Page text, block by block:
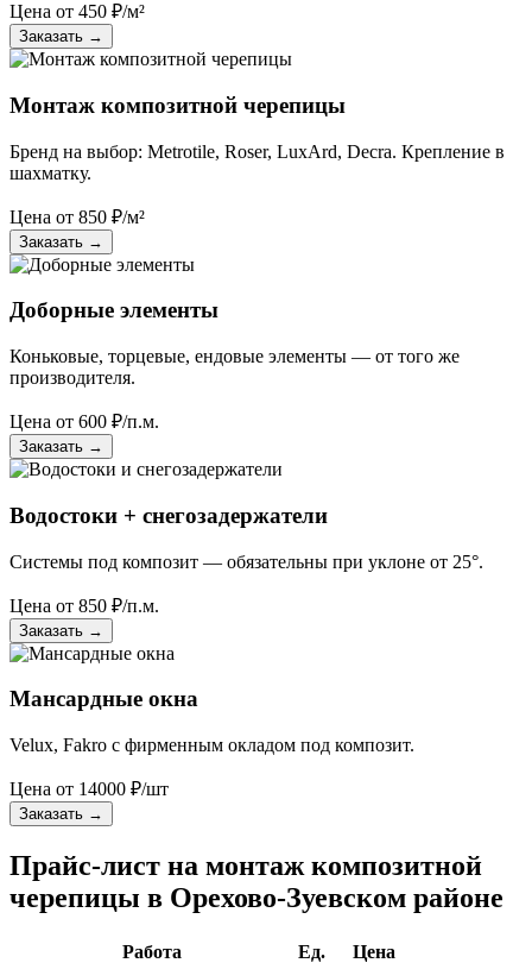
Цена от 450 ₽/м²
Заказать →
Монтаж композитной черепицы
Бренд на выбор: Metrotile, Roser, LuxArd, Decra. Крепление в
шахматку.
Цена от 850 ₽/м²
Заказать →
Доборные элементы
Коньковые, торцевые, ендовые элементы — от того же
производителя.
Цена от 600 ₽/п.м.
Заказать →
Водостоки + снегозадержатели
Системы под композит — обязательны при уклоне от 25°.
Цена от 850 ₽/п.м.
Заказать →
Мансардные окна
Velux, Fakro с фирменным окладом под композит.
Цена от 14000 ₽/шт
Заказать →
Прайс-лист на монтаж композитной
черепицы в Орехово-Зуевском районе
Работа Ед.
Цена